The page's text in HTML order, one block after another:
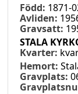
Född: 1871-
Avliden:
Gravsatt:
STALA
Kvarter:
Hemort:
Gravplats: